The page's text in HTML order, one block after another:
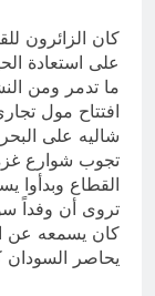
كان الزائرون
على استعادة
ما تدمر ومن
افتتاح مول
شاليه على
تجوب شوارع
القطاع وبدأوا
تروى أن وفداً
كان يسمعه عن
يحاصر